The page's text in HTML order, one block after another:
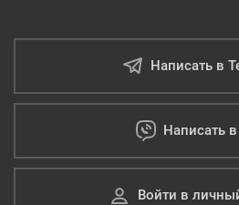
Написать в
Написать
Войти в